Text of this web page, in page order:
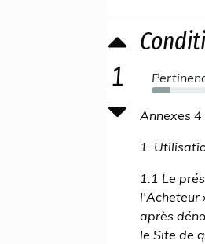
1
33%
Annexes 4
1.
1.1 Le
l'Acheteur
après
le Site de